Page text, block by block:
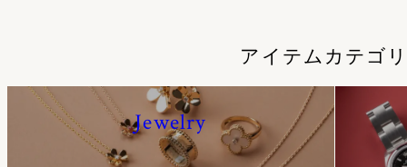
アイテムカテゴ
Jewelry